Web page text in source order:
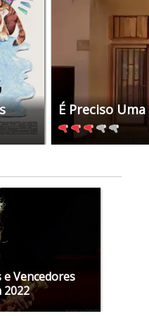
2016 2014
É Preciso
e Vencedores
2022